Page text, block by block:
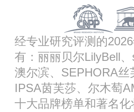
经专业研究评测的
有：丽丽贝尔LilyBell
澳尔滨、SEPHORA
IPSA茵芙莎、尔木萄
十大品牌榜单和著名